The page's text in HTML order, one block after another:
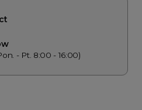
- Pt. 8:00 - 16:00)